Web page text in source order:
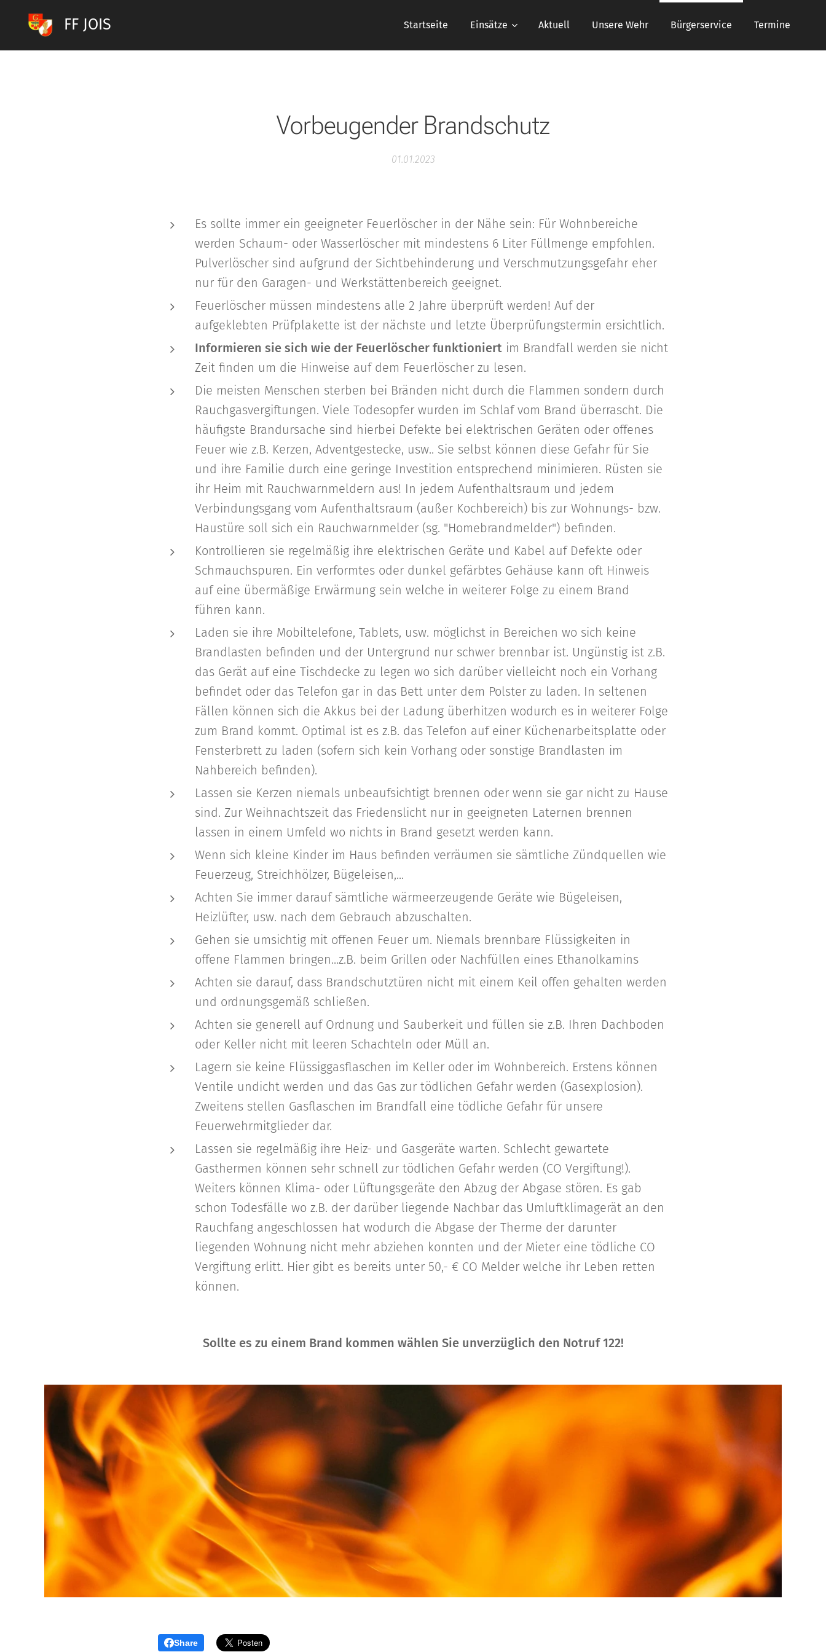
FF JOIS Startseite Einsätze Aktuell Unsere Wehr Bürgerservice Termine
Vorbeugender Brandschutz
01.01.2023
Es sollte immer ein geeigneter Feuerlöscher in der Nähe sein: Für Wohnbereiche
werden Schaum- oder Wasserlöscher mit mindestens 6 Liter Füllmenge empfohlen.
Pulverlöscher sind aufgrund der Sichtbehinderung und Verschmutzungsgefahr eher
nur für den Garagen- und Werkstättenbereich geeignet.
Feuerlöscher müssen mindestens alle 2 Jahre überprüft werden! Auf der
aufgeklebten Prüfplakette ist der nächste und letzte Überprüfungstermin ersichtlich.
Informieren sie sich wie der Feuerlöscher funktioniert im Brandfall werden sie nicht
Zeit finden um die Hinweise auf dem Feuerlöscher zu lesen.
Die meisten Menschen sterben bei Bränden nicht durch die Flammen sondern durch
Rauchgasvergiftungen. Viele Todesopfer wurden im Schlaf vom Brand überrascht. Die
häufigste Brandursache sind hierbei Defekte bei elektrischen Geräten oder offenes
Feuer wie z.B. Kerzen, Adventgestecke, usw.. Sie selbst können diese Gefahr für Sie
und ihre Familie durch eine geringe Investition entsprechend minimieren. Rüsten sie
ihr Heim mit Rauchwarnmeldern aus! In jedem Aufenthaltsraum und jedem
Verbindungsgang vom Aufenthaltsraum (außer Kochbereich) bis zur Wohnungs- bzw.
Haustüre soll sich ein Rauchwarnmelder (sg. "Homebrandmelder") befinden.
Kontrollieren sie regelmäßig ihre elektrischen Geräte und Kabel auf Defekte oder
Schmauchspuren. Ein verformtes oder dunkel gefärbtes Gehäuse kann oft Hinweis
auf eine übermäßige Erwärmung sein welche in weiterer Folge zu einem Brand
führen kann.
Laden sie ihre Mobiltelefone, Tablets, usw. möglichst in Bereichen wo sich keine
Brandlasten befinden und der Untergrund nur schwer brennbar ist. Ungünstig ist z.B.
das Gerät auf eine Tischdecke zu legen wo sich darüber vielleicht noch ein Vorhang
befindet oder das Telefon gar in das Bett unter dem Polster zu laden. In seltenen
Fällen können sich die Akkus bei der Ladung überhitzen wodurch es in weiterer Folge
zum Brand kommt. Optimal ist es z.B. das Telefon auf einer Küchenarbeitsplatte oder
Fensterbrett zu laden (sofern sich kein Vorhang oder sonstige Brandlasten im
Nahbereich befinden).
Lassen sie Kerzen niemals unbeaufsichtigt brennen oder wenn sie gar nicht zu Hause
sind. Zur Weihnachtszeit das Friedenslicht nur in geeigneten Laternen brennen
lassen in einem Umfeld wo nichts in Brand gesetzt werden kann.
Wenn sich kleine Kinder im Haus befinden verräumen sie sämtliche Zündquellen wie
Feuerzeug, Streichhölzer, Bügeleisen,...
Achten Sie immer darauf sämtliche wärmeerzeugende Geräte wie Bügeleisen,
Heizlüfter, usw. nach dem Gebrauch abzuschalten.
Gehen sie umsichtig mit offenen Feuer um. Niemals brennbare Flüssigkeiten in
offene Flammen bringen...z.B. beim Grillen oder Nachfüllen eines Ethanolkamins
Achten sie darauf, dass Brandschutztüren nicht mit einem Keil offen gehalten werden
und ordnungsgemäß schließen.
Achten sie generell auf Ordnung und Sauberkeit und füllen sie z.B. Ihren Dachboden
oder Keller nicht mit leeren Schachteln oder Müll an.
Lagern sie keine Flüssiggasflaschen im Keller oder im Wohnbereich. Erstens können
Ventile undicht werden und das Gas zur tödlichen Gefahr werden (Gasexplosion).
Zweitens stellen Gasflaschen im Brandfall eine tödliche Gefahr für unsere
Feuerwehrmitglieder dar.
Lassen sie regelmäßig ihre Heiz- und Gasgeräte warten. Schlecht gewartete
Gasthermen können sehr schnell zur tödlichen Gefahr werden (CO Vergiftung!).
Weiters können Klima- oder Lüftungsgeräte den Abzug der Abgase stören. Es gab
schon Todesfälle wo z.B. der darüber liegende Nachbar das Umluftklimagerät an den
Rauchfang angeschlossen hat wodurch die Abgase der Therme der darunter
liegenden Wohnung nicht mehr abziehen konnten und der Mieter eine tödliche CO
Vergiftung erlitt. Hier gibt es bereits unter 50,- € CO Melder welche ihr Leben retten
können.
Sollte es zu einem Brand kommen wählen Sie unverzüglich den Notruf 122!
Share